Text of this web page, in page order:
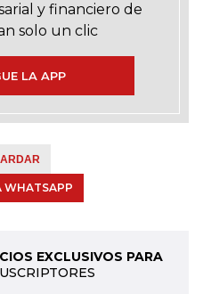
y financiero de
solo un clic
LA APP
WHATSAPP
EXCLUSIVOS PARA